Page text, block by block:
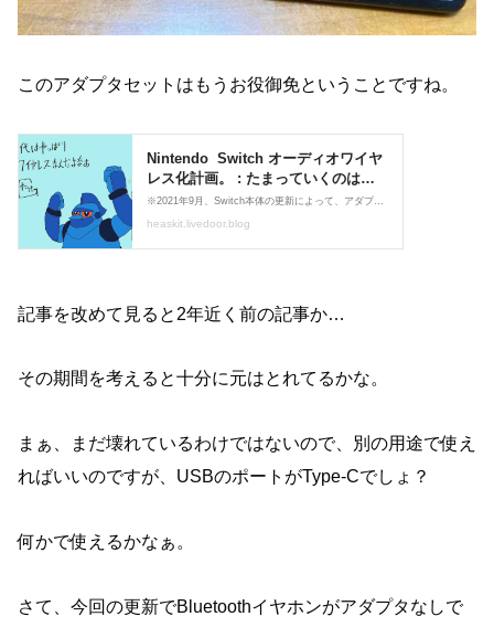
このアダプタセットはもうお役御免ということですね。
記事を改めて見ると2年近く前の記事か…
その期間を考えると十分に元はとれてるかな。
まぁ、まだ壊れているわけではないので、別の用途で使え
ればいいのですが、USBのポートがType-Cでしょ？
何かで使えるかなぁ。
さて、今回の更新でBluetoothイヤホンがアダプタなしで